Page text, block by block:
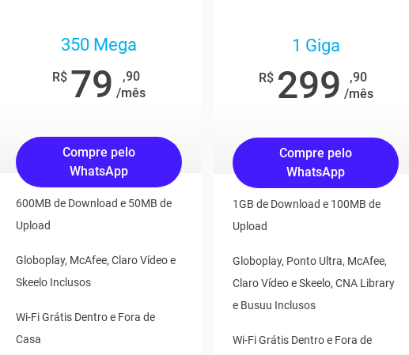
350 Mega
R$ 79
,90
/mês
Compre pelo
WhatsApp
600MB de Download e 50MB de
Upload
Globoplay, McAfee, Claro Vídeo e
Skeelo Inclusos
Wi-Fi Grátis Dentro e Fora de
Casa
1 Giga
R$ 299
,90
/mês
Compre pelo
WhatsApp
1GB de Download e 100MB de
Upload
Globoplay, Ponto Ultra, McAfee,
Claro Vídeo e Skeelo, CNA Library
e Busuu Inclusos
Wi-Fi Grátis Dentro e Fora de